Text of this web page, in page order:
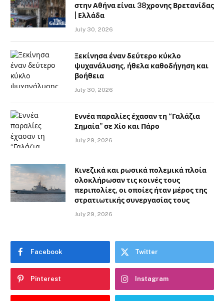
στην Αθήνα είναι 38χρονης Βρετανίδας
| Ελλάδα
July 30, 2026
Ξεκίνησα έναν δεύτερο κύκλο
ψυχανάλυσης, ήθελα καθοδήγηση και
βοήθεια
July 30, 2026
Εννέα παραλίες έχασαν τη “Γαλάζια
Σημαία” σε Χίο και Πάρο
July 29, 2026
Κινεζικά και ρωσικά πολεμικά πλοία
ολοκλήρωσαν τις κοινές τους
περιπολίες, οι οποίες ήταν μέρος της
στρατιωτικής συνεργασίας τους
July 29, 2026
Facebook Twitter
Pinterest Instagram